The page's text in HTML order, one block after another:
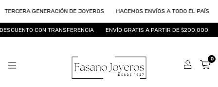
GENERACIÓN DE JOYEROS HACEMOS ENVÍOS A TODO EL PAÍS
CON TRANSFERENCIA ENVÍO GRATIS A PARTIR DE $200.000
0